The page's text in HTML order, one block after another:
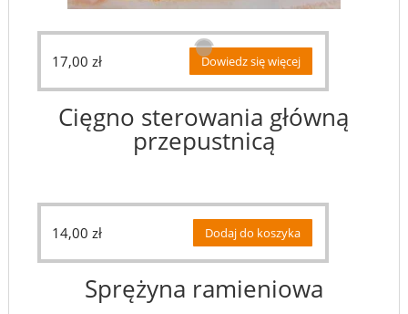
17,00 zł Dowiedz się więcej
Cięgno sterowania główną
przepustnicą
14,00 zł Dodaj do koszyka
Sprężyna ramieniowa